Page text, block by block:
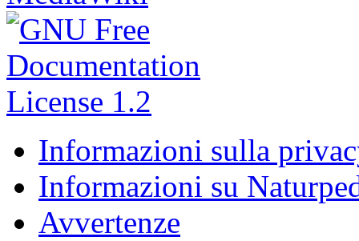
Informazioni sulla
Informazioni su
Avvertenze